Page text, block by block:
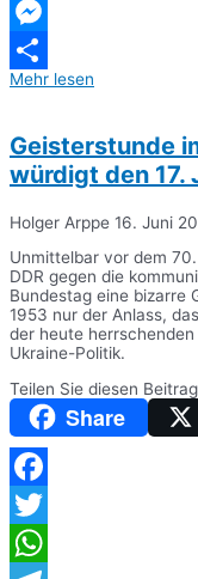
Telegram
Messenger
Teilen
Mehr lesen
Geisterstunde
würdigt den 17.
Holger Arppe 16. Juni
Unmittelbar vor dem
DDR gegen die
Bundestag eine bizarre
1953 nur der Anlass,
der heute
Ukraine-Politik.
Teilen Sie diesen
Share
Facebook
Twitter